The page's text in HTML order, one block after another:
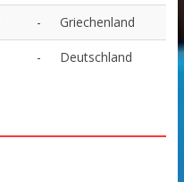
- Griechenland
- Deutschland